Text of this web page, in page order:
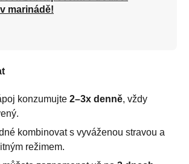
marinádě!
konzumujte 2–3x denně, vždy
kombinovat s vyváženou stravou a
režimem.